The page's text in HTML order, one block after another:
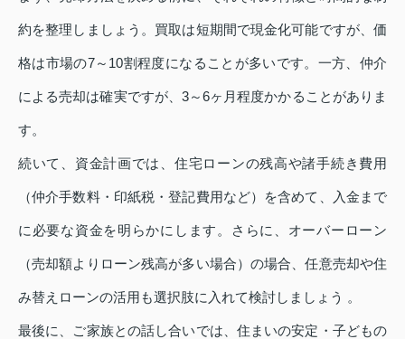
約を整理しましょう。買取は短期間で現金化可能ですが、価
格は市場の7～10割程度になることが多いです。一方、仲介
による売却は確実ですが、3～6ヶ月程度かかることがありま
す。
続いて、資金計画では、住宅ローンの残高や諸手続き費用
（仲介手数料・印紙税・登記費用など）を含めて、入金まで
に必要な資金を明らかにします。さらに、オーバーローン
（売却額よりローン残高が多い場合）の場合、任意売却や住
み替えローンの活用も選択肢に入れて検討しましょう 。
最後に、ご家族との話し合いでは、住まいの安定・子どもの